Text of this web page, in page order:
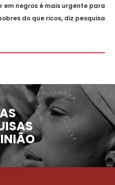
em negros é mais urgente para
do que ricos, diz pesquisa